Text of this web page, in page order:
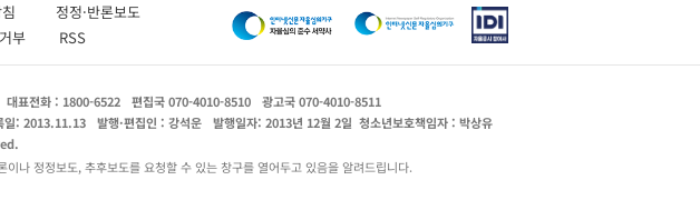
방침 정정·반론보도
부 RSS
대표전화 : 1800-6522 편집국 070-4010-8510
광고국 070-4010-8511
일: 2013.11.13 발행·편집인 : 강석운 발행일자: 2013년 12월 2일 청소년보호책임자 : 박상유
나 정정보도, 추후보도를 요청할 수 있는 창구를 열어두고 있음을 알려드립니다.